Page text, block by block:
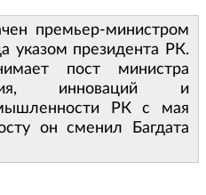
премьер-министром
указом президента РК.
пост министра
инноваций и
РК с мая
он сменил Багдата